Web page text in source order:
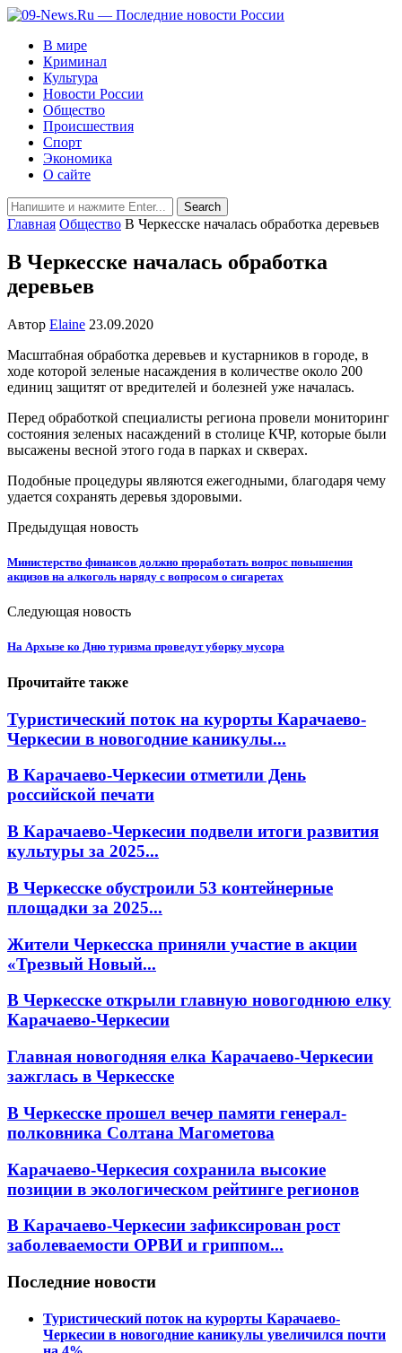
В мире
Криминал
Культура
Новости России
Общество
Происшествия
Спорт
Экономика
О сайте
Главная Общество В Черкесске началась обработка деревьев
В Черкесске началась обработка
деревьев
Автор Elaine 23.09.2020
Масштабная обработка деревьев и кустарников в городе, в
ходе которой зеленые насаждения в количестве около 200
единиц защитят от вредителей и болезней уже началась.
Перед обработкой специалисты региона провели мониторинг
состояния зеленых насаждений в столице КЧР, которые были
высажены весной этого года в парках и скверах.
Подобные процедуры являются ежегодными, благодаря чему
удается сохранять деревья здоровыми.
Предыдущая новость
Министерство финансов должно проработать вопрос повышения
акцизов на алкоголь наряду с вопросом о сигаретах
Следующая новость
На Архызе ко Дню туризма проведут уборку мусора
Прочитайте также
Туристический поток на курорты Карачаево-
Черкесии в новогодние каникулы...
В Карачаево-Черкесии отметили День
российской печати
В Карачаево-Черкесии подвели итоги развития
культуры за 2025...
В Черкесске обустроили 53 контейнерные
площадки за 2025...
Жители Черкесска приняли участие в акции
«Трезвый Новый...
В Черкесске открыли главную новогоднюю елку
Карачаево-Черкесии
Главная новогодняя елка Карачаево-Черкесии
зажглась в Черкесске
В Черкесске прошел вечер памяти генерал-
полковника Солтана Магометова
Карачаево-Черкесия сохранила высокие
позиции в экологическом рейтинге регионов
В Карачаево-Черкесии зафиксирован рост
заболеваемости ОРВИ и гриппом...
Последние новости
Туристический поток на курорты Карачаево-
Черкесии в новогодние каникулы увеличился почти